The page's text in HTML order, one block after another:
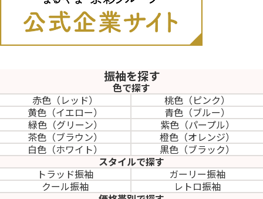
振袖を探す
色で探す
赤色（レッド）
桃色（ピンク）
黄色（イエロー）
青色（ブルー）
緑色（グリーン）
紫色（パープル）
茶色（ブラウン）
橙色（オレンジ）
白色（ホワイト）
黒色（ブラック）
スタイルで探す
トラッド振袖
ガーリー振袖
クール振袖
レトロ振袖